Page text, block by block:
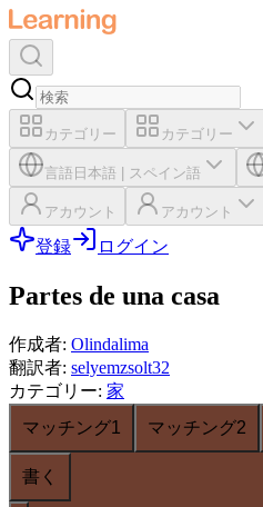
カテゴリー カテゴリー
言語 日本語 スペイン語
アカウント アカウント
登録 ログイン
Partes de una casa
作成者: Olindalima
翻訳者: selyemzsolt32
カテゴリー: 家
マッチング1
マッチング2
書く